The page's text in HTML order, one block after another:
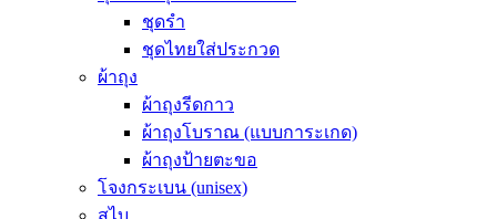
ชุดรำ
ชุดไทยใส่ประกวด
ผ้าถุง
ผ้าถุงรีดกาว
ผ้าถุงโบราณ (แบบการะเกด)
ผ้าถุงป้ายตะขอ
โจงกระเบน (unisex)
สไบ